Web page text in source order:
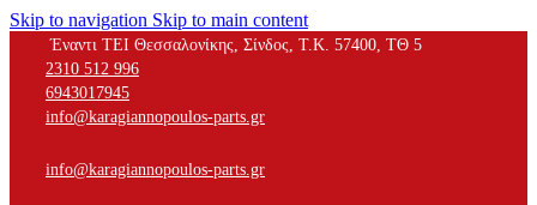
Skip to navigation Skip to main content
Έναντι ΤΕΙ Θεσσαλονίκης, Σίνδος, Τ.Κ. 57400, ΤΘ 5
2310 512 996
6943017945
info@karagiannopoulos-parts.gr
info@karagiannopoulos-parts.gr